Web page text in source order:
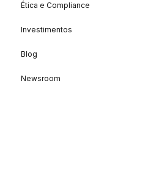
Ética e Compliance
Investimentos
Blog
Newsroom